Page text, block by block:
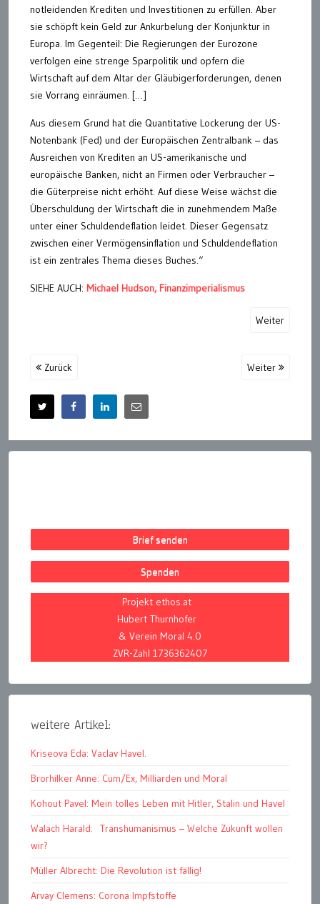
notleidenden Krediten und Investitionen zu erfüllen. Aber
sie schöpft kein Geld zur Ankurbelung der Konjunktur in
Europa. Im Gegenteil: Die Regierungen der Eurozone
verfolgen eine strenge Sparpolitik und opfern die
Wirtschaft auf dem Altar der Gläubigerforderungen, denen
sie Vorrang einräumen. […]
Aus diesem Grund hat die Quantitative Lockerung der US-
Notenbank (Fed) und der Europäischen Zentralbank – das
Ausreichen von Krediten an US-amerikanische und
europäische Banken, nicht an Firmen oder Verbraucher –
die Güterpreise nicht erhöht. Auf diese Weise wächst die
Überschuldung der Wirtschaft die in zunehmendem Maße
unter einer Schuldendeflation leidet. Dieser Gegensatz
zwischen einer Vermögensinflation und Schuldendeflation
ist ein zentrales Thema dieses Buches.“
SIEHE AUCH: Michael Hudson, Finanzimperialismus
Weiter
Zurück Weiter
Brief senden
Spenden
Projekt ethos.at
Hubert Thurnhofer
& Verein Moral 4.0
ZVR-Zahl 1736362407
weitere Artikel:
Kriseova Eda: Vaclav Havel.
Brorhilker Anne: Cum/Ex, Milliarden und Moral
Kohout Pavel: Mein tolles Leben mit Hitler, Stalin und Havel
Walach Harald: Transhumanismus – Welche Zukunft wollen
wir?
Müller Albrecht: Die Revolution ist fällig!
Arvay Clemens: Corona Impfstoffe